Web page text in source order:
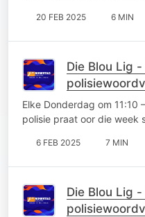
20 FEB 2025 6 MIN
Die Blou Lig
Earl
Elke Donderdag om 11:10
polisie praat oor die week
6 FEB 2025 7 MIN
Die Blou Lig